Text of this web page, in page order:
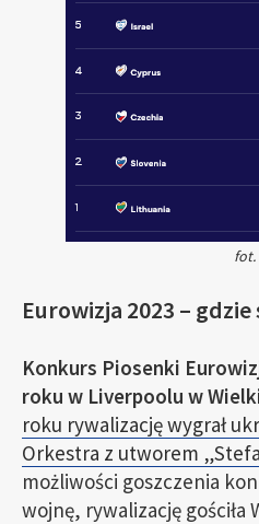
fot.
Eurowizja 2023 – gdzie
Konkurs Piosenki
roku w Liverpoolu w
roku rywalizację wygrał
Orkestra z utworem
możliwości goszczenia
wojnę, rywalizację gościła